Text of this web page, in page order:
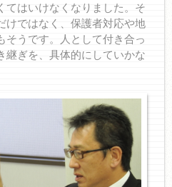
てはいけなくなりました。そ
けではなく、保護者対応や地
そうです。人として付き合っ
継ぎを、具体的にしていかな